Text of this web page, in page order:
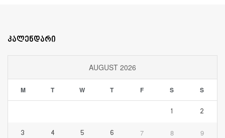
კალენდარი
AUGUST 2026
M T W T F S S
1 2
3 4 5 6 7 8 9